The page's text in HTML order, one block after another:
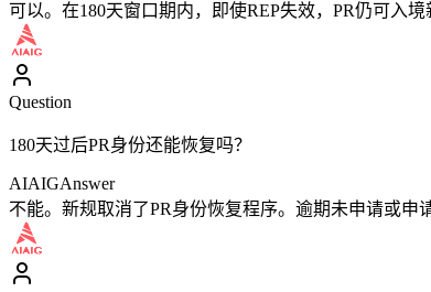
可以。在180天窗口期内，即使REP失效，PR仍可入
Question
180天过后PR身份还能恢复吗？
AIAIGAnswer
不能。新规取消了PR身份恢复程序。逾期未申请或申